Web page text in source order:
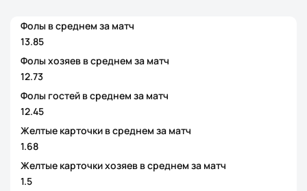
Фолы в среднем за матч
13.85
Фолы хозяев в среднем за матч
12.73
Фолы гостей в среднем за матч
12.45
Желтые карточки в среднем за матч
1.68
Желтые карточки хозяев в среднем за матч
1.5